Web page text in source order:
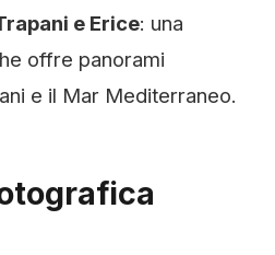
e Erice: una
offre panorami
e il Mar Mediterraneo.